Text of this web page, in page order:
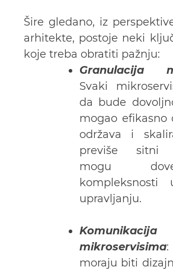
Šire gledano, iz
arhitekte, postoje neki
koje treba obratiti pažnju:
Granulacija
Svaki
da bude
mogao efikasno
održava i
previše sitni
mogu
upravljanju.
mikroservisima:
moraju biti